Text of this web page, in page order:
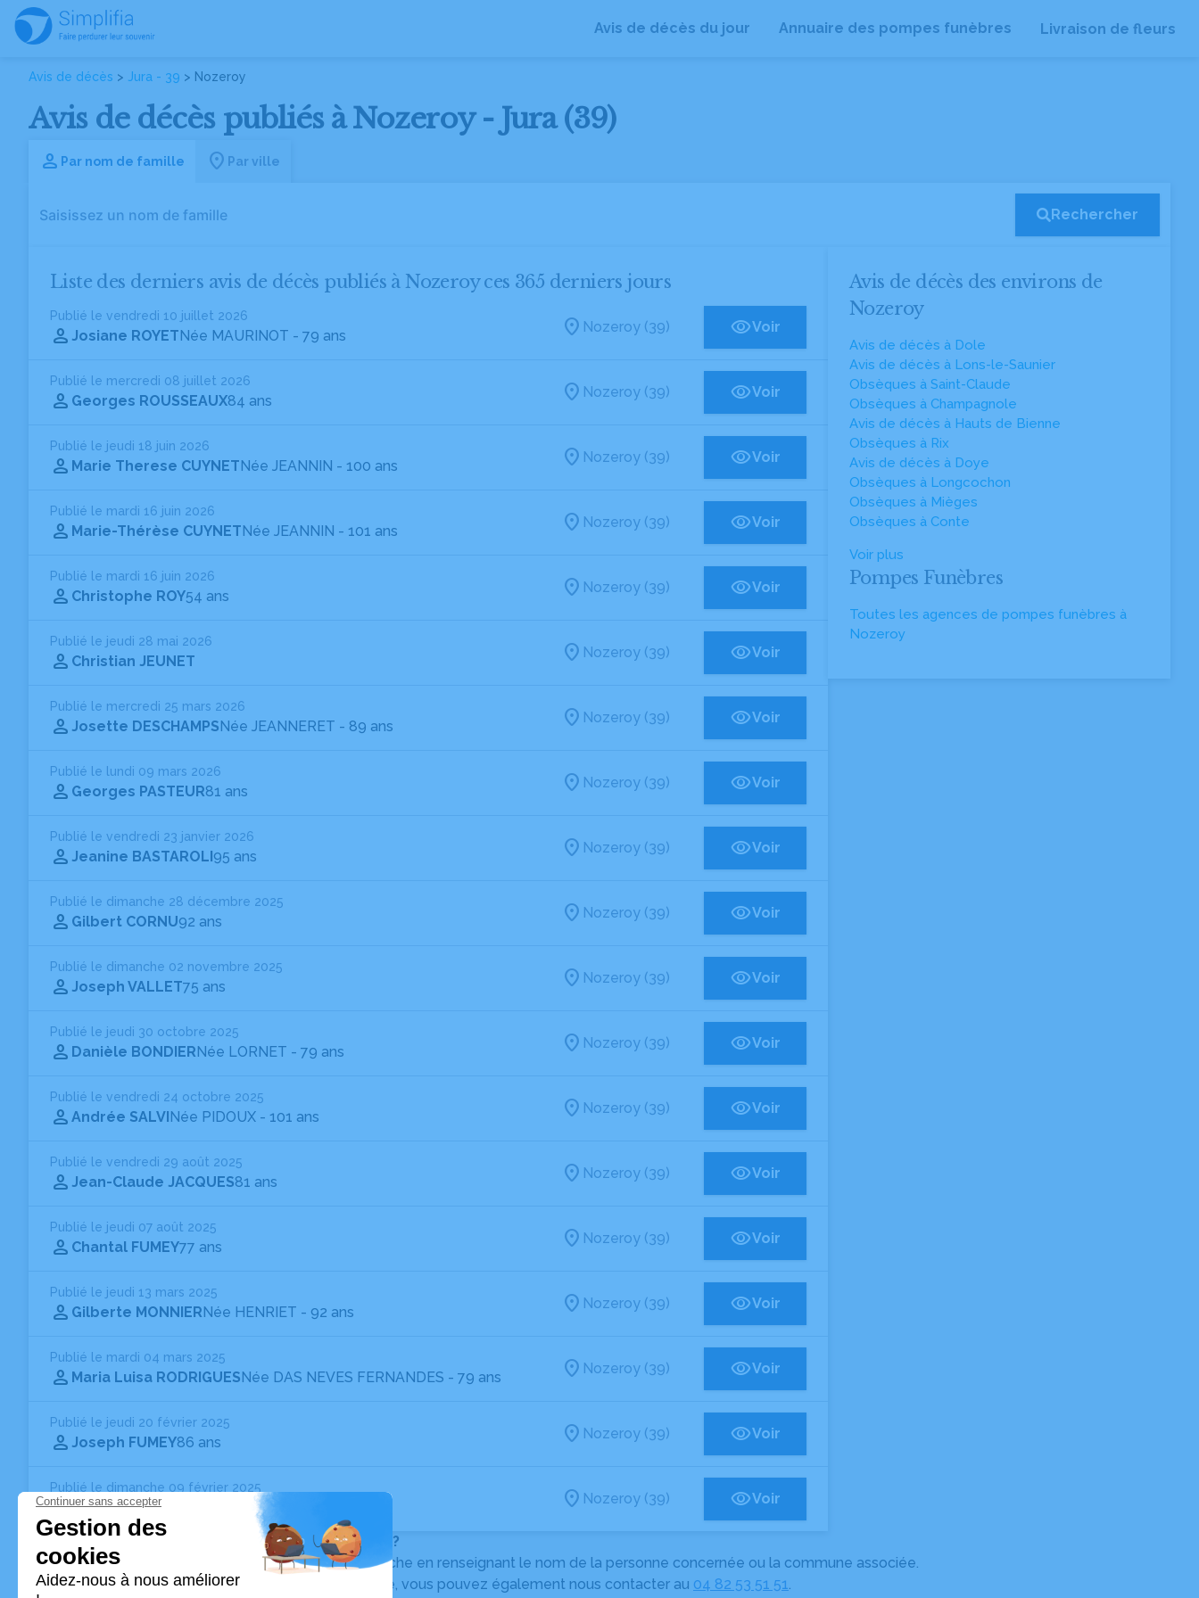
Avis de décès du jour Annuaire des pompes funèbres Livraison de fleurs
Avis de décès > Jura - 39 > Nozeroy
Avis de décès publiés à Nozeroy - Jura (39)
Par nom de famille Par ville
Rechercher
Liste des derniers avis de décès publiés à Nozeroy ces 365 derniers jours
Publié le vendredi 10 juillet 2026
Josiane ROYETNée MAURINOT - 79 ans
Nozeroy (39) Voir
Publié le mercredi 08 juillet 2026
Georges ROUSSEAUX84 ans
Nozeroy (39) Voir
Publié le jeudi 18 juin 2026
Marie Therese CUYNETNée JEANNIN - 100 ans
Nozeroy (39) Voir
Publié le mardi 16 juin 2026
Marie-Thérèse CUYNETNée JEANNIN - 101 ans
Nozeroy (39) Voir
Publié le mardi 16 juin 2026
Christophe ROY54 ans
Nozeroy (39) Voir
Publié le jeudi 28 mai 2026
Christian JEUNET
Nozeroy (39) Voir
Publié le mercredi 25 mars 2026
Josette DESCHAMPSNée JEANNERET - 89 ans
Nozeroy (39) Voir
Publié le lundi 09 mars 2026
Georges PASTEUR81 ans
Nozeroy (39) Voir
Publié le vendredi 23 janvier 2026
Jeanine BASTAROLI95 ans
Nozeroy (39) Voir
Publié le dimanche 28 décembre 2025
Gilbert CORNU92 ans
Nozeroy (39) Voir
Publié le dimanche 02 novembre 2025
Joseph VALLET75 ans
Nozeroy (39) Voir
Publié le jeudi 30 octobre 2025
Danièle BONDIERNée LORNET - 79 ans
Nozeroy (39) Voir
Publié le vendredi 24 octobre 2025
Andrée SALVINée PIDOUX - 101 ans
Nozeroy (39) Voir
Publié le vendredi 29 août 2025
Jean-Claude JACQUES81 ans
Nozeroy (39) Voir
Publié le jeudi 07 août 2025
Chantal FUMEY77 ans
Nozeroy (39) Voir
Publié le jeudi 13 mars 2025
Gilberte MONNIERNée HENRIET - 92 ans
Nozeroy (39) Voir
Publié le mardi 04 mars 2025
Maria Luisa RODRIGUESNée DAS NEVES FERNANDES - 79 ans
Nozeroy (39) Voir
Publié le jeudi 20 février 2025
Joseph FUMEY86 ans
Nozeroy (39) Voir
Publié le dimanche 09 février 2025
Mauricette BOURNET 93 ans
Nozeroy (39) Voir
Avis de décès des environs de
Nozeroy
Avis de décès à Dole
Avis de décès à Lons-le-Saunier
Obsèques à Saint-Claude
Obsèques à Champagnole
Avis de décès à Hauts de Bienne
Obsèques à Rix
Avis de décès à Doye
Obsèques à Longcochon
Obsèques à Mièges
Obsèques à Conte
Voir plus
Pompes Funèbres
Toutes les agences de pompes funèbres à
Nozeroy
Vous ne trouvez pas l’avis de décès recherché ?
Pour affiner votre recherche, utilisez la barre de recherche en renseignant le nom de la personne concernée ou la commune associée.
Pour toute question relative au fonctionnement du site, vous pouvez également nous contacter au 04 82 53 51 51.